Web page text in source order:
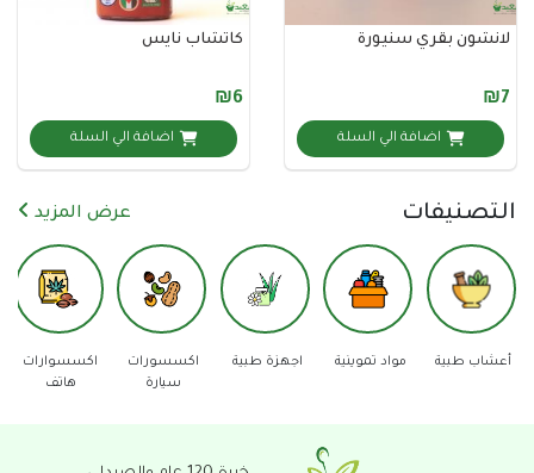
بقري سنيورة
اضافة الي السلة
كاتشاب نايس
اضافة الي السلة
عرض المزيد
مواد تموينية اجهزة طبية
اكسسورات
اكسسوارات
هاتف
دفاع عن
النفس